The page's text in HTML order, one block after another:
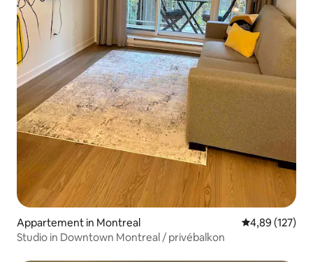
Appartement in Montreal Gemiddelde
4,89 (127)
Studio in Downtown Montreal / privébalkon